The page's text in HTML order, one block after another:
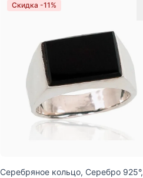
Скидка -11%
Серебряное кольцо, Серебро 925°,